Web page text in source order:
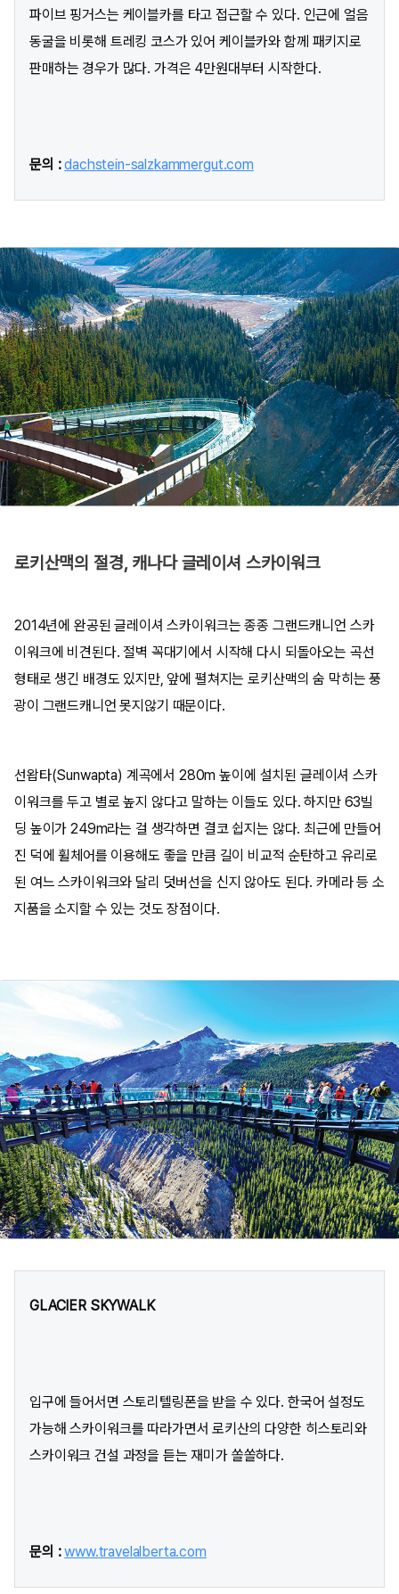
파이브 핑거스는 케이블카를 타고 접근할 수 있다. 인근에 얼음
동굴을 비롯해 트레킹 코스가 있어 케이블카와 함께 패키지로
판매하는 경우가 많다. 가격은 4만원대부터 시작한다.
문의 :dachstein-salzkammergut.com
로키산맥의 절경, 캐나다 글레이셔 스카이워크
2014년에 완공된 글레이셔 스카이워크는 종종 그랜드캐니언 스카
이워크에 비견된다. 절벽 꼭대기에서 시작해 다시 되돌아오는 곡선
형태로 생긴 배경도 있지만, 앞에 펼쳐지는 로키산맥의 숨 막히는 풍
광이 그랜드캐니언 못지않기 때문이다.
선왑타(Sunwapta) 계곡에서 280m 높이에 설치된 글레이셔 스카
이워크를 두고 별로 높지 않다고 말하는 이들도 있다. 하지만 63빌
딩 높이가 249m라는 걸 생각하면 결코 쉽지는 않다. 최근에 만들어
진 덕에 휠체어를 이용해도 좋을 만큼 길이 비교적 순탄하고 유리로
된 여느 스카이워크와 달리 덧버선을 신지 않아도 된다. 카메라 등 소
지품을 소지할 수 있는 것도 장점이다.
GLACIER SKYWALK
입구에 들어서면 스토리텔링폰을 받을 수 있다. 한국어 설정도
가능해 스카이워크를 따라가면서 로키산의 다양한 히스토리와
스카이워크 건설 과정을 듣는 재미가 쏠쏠하다.
문의 :www.travelalberta.com